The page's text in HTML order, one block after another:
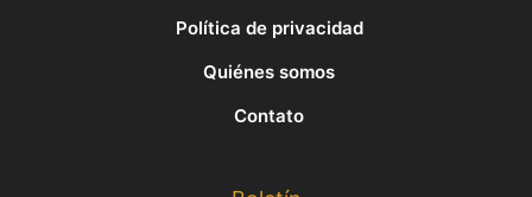
Política de privacidad
Quiénes somos
Contato